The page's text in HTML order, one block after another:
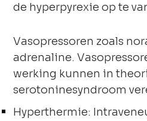
de hyperpyrexie op te
Vasopressoren zoals
adrenaline.
werking kunnen in
serotoninesyndroom
Hyperthermie: